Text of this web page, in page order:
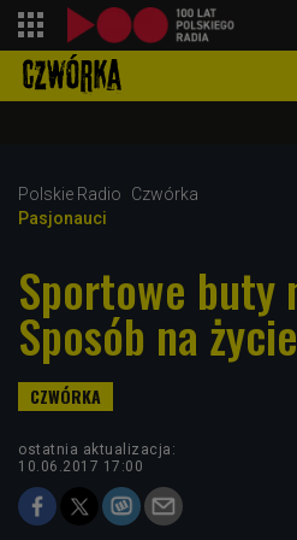
Polskie Radio
Czwórka
Pasjonauci
Sportowe buty
Sposób na
ostatnia aktualizacja:
10.06.2017 17:00